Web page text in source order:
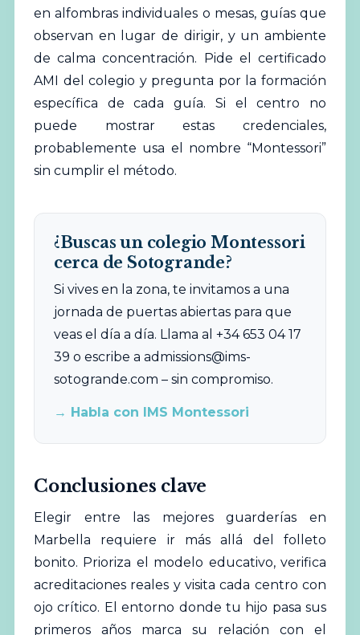
en alfombras individuales o mesas, guías que
observan en lugar de dirigir, y un ambiente
de calma concentración. Pide el certificado
AMI del colegio y pregunta por la formación
específica de cada guía. Si el centro no
puede mostrar estas credenciales,
probablemente usa el nombre “Montessori”
sin cumplir el método.
¿Buscas un colegio Montessori
cerca de Sotogrande?
Si vives en la zona, te invitamos a una
jornada de puertas abiertas para que
veas el día a día. Llama al +34 653 04 17
39 o escribe a admissions@ims-
sotogrande.com – sin compromiso.
→ Habla con IMS Montessori
Conclusiones clave
Elegir entre las mejores guarderías en
Marbella requiere ir más allá del folleto
bonito. Prioriza el modelo educativo, verifica
acreditaciones reales y visita cada centro con
ojo crítico. El entorno donde tu hijo pasa sus
primeros años marca su relación con el